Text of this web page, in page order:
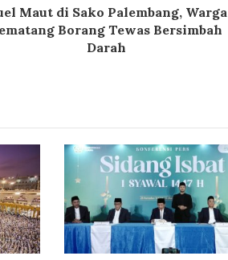
Maut di Sako Palembang, Warga
Borang Tewas Bersimbah
Darah